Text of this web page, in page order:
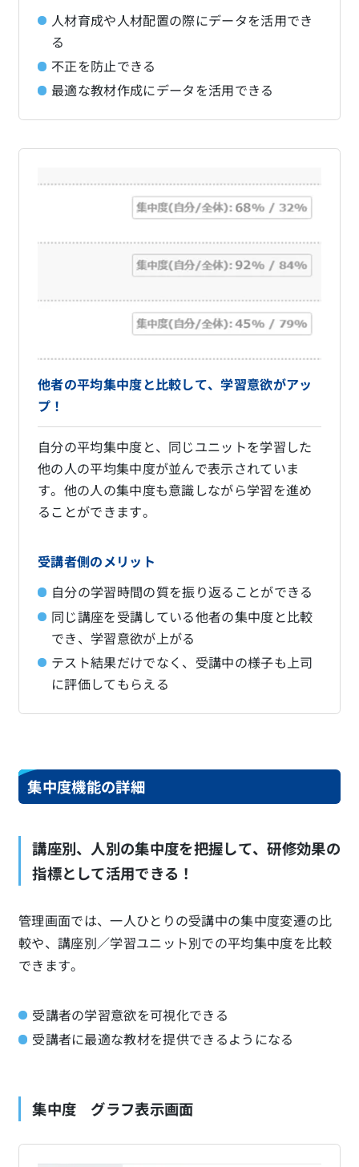
人材育成や人材配置の際にデータを活用でき
る
不正を防止できる
最適な教材作成にデータを活用できる
他者の平均集中度と比較して、学習意欲がアッ
プ！
自分の平均集中度と、同じユニットを学習した
他の人の平均集中度が並んで表示されていま
す。他の人の集中度も意識しながら学習を進め
ることができます。
受講者側のメリット
自分の学習時間の質を振り返ることができる
同じ講座を受講している他者の集中度と比較
でき、学習意欲が上がる
テスト結果だけでなく、受講中の様子も上司
に評価してもらえる
集中度機能の詳細
講座別、人別の集中度を把握して、研修効果の
指標として活用できる！
管理画面では、一人ひとりの受講中の集中度変遷の比
較や、講座別／学習ユニット別での平均集中度を比較
できます。
受講者の学習意欲を可視化できる
受講者に最適な教材を提供できるようになる
集中度 グラフ表示画面